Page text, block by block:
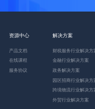
资源中心
产品文档
在线课程
服务协议
解决方案
财税服务行业解决方
金融行业解决方案
政务解决方案
园区招商行业解决方
跨境物流行业解决方
外贸行业解决方案